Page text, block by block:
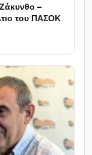
–
του ΠΑΣΟΚ